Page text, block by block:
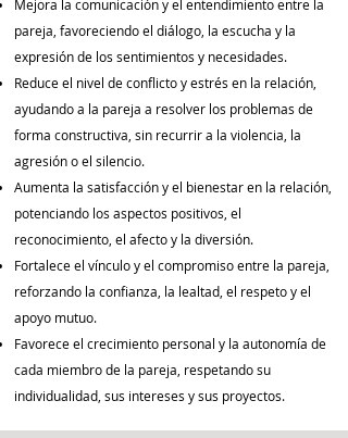
Mejora la comunicación y el entendimiento entre la
pareja, favoreciendo el diálogo, la escucha y la
expresión de los sentimientos y necesidades.
Reduce el nivel de conflicto y estrés en la relación,
ayudando a la pareja a resolver los problemas de
forma constructiva, sin recurrir a la violencia, la
agresión o el silencio.
Aumenta la satisfacción y el bienestar en la relación,
potenciando los aspectos positivos, el
reconocimiento, el afecto y la diversión.
Fortalece el vínculo y el compromiso entre la pareja,
reforzando la confianza, la lealtad, el respeto y el
apoyo mutuo.
Favorece el crecimiento personal y la autonomía de
cada miembro de la pareja, respetando su
individualidad, sus intereses y sus proyectos.